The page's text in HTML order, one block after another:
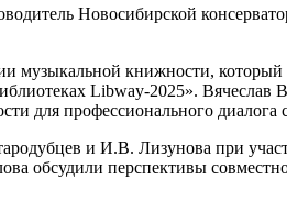
Новосибирской
музыкальной книжности,
Libway-2025». Вячеслав
для профессионального диалога
и И.В. Лизунова при
перспективы